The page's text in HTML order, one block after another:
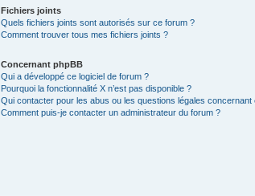
Fichiers joints
Quels fichiers joints sont autorisés sur ce forum ?
Comment trouver tous mes fichiers joints ?
Concernant phpBB
Qui a développé ce logiciel de forum ?
Pourquoi la fonctionnalité X n’est pas disponible ?
Qui contacter pour les abus ou les questions légales concernant
Comment puis-je contacter un administrateur du forum ?